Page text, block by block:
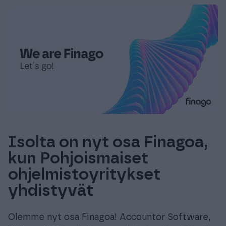
Isolta on nyt osa Finagoa,
kun Pohjoismaiset
ohjelmistoyritykset
yhdistyvät
Olemme nyt osa Finagoa! Accountor Software,